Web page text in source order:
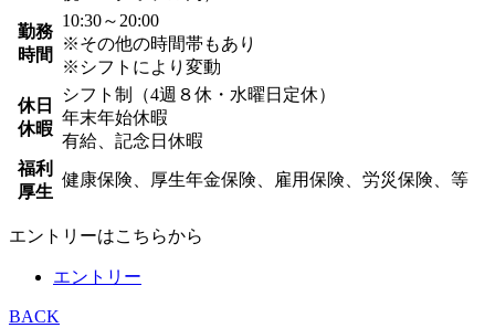
勤務
時間
10:30～20:00
※その他の時間帯もあり
※シフトにより変動
休日
休暇
シフト制（4週８休・水曜日定休）
年末年始休暇
有給、記念日休暇
福利
厚生
健康保険、厚生年金保険、雇用保険、労災保険、等
エントリーはこちらから
エントリー
BACK